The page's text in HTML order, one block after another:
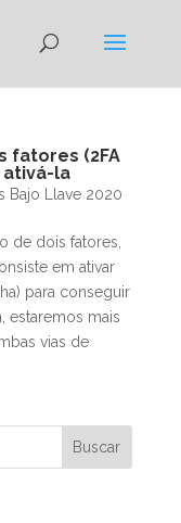
fatores (2FA
ativá-la
Bajo Llave 2020
de dois fatores,
em ativar
para conseguir
estaremos mais
vias de